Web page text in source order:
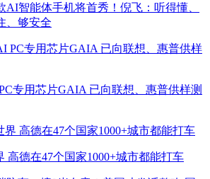
AI智能体手机将首秀！倪飞：听得懂、
、够安全
专用芯片GAIA 已向联想、惠普供样测
高德在47个国家1000+城市都能打车